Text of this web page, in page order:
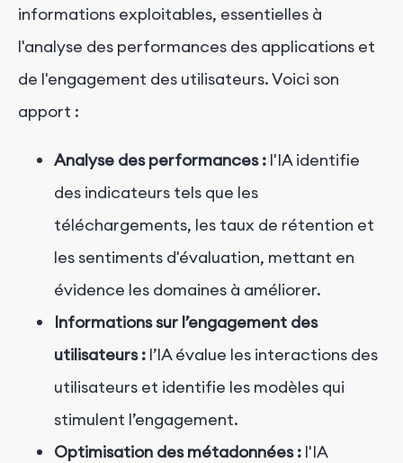
informations exploitables, essentielles à
l'analyse des performances des applications et
de l'engagement des utilisateurs. Voici son
apport :
Analyse des performances : l'IA identifie
des indicateurs tels que les
téléchargements, les taux de rétention et
les sentiments d'évaluation, mettant en
évidence les domaines à améliorer.
Informations sur l’engagement des
utilisateurs : l’IA évalue les interactions des
utilisateurs et identifie les modèles qui
stimulent l’engagement.
Optimisation des métadonnées : l'IA